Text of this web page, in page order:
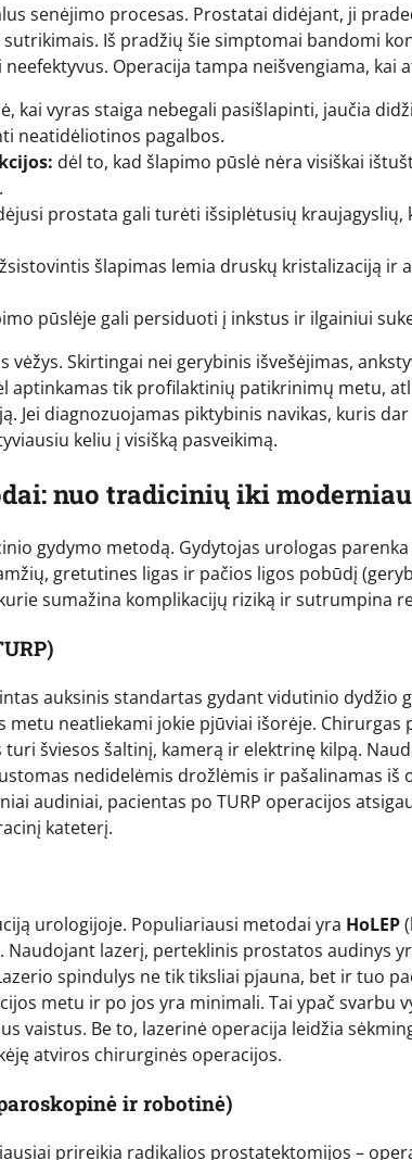
senėjimo procesas. Prostatai didėjant, ji
Iš pradžių šie simptomai bandomi
Operacija tampa neišvengiama, kai
kai vyras staiga nebegali pasišlapinti, jaučia
neatidėliotinos pagalbos.
dėl to, kad šlapimo pūslė nėra visiškai
prostata gali turėti išsiplėtusių kraujagyslių,
šlapimas lemia druskų kristalizaciją ir
pūslėje gali persiduoti į inkstus ir ilgainiui
Skirtingai nei gerybinis išvešėjimas,
aptinkamas tik profilaktinių patikrinimų metu,
Jei diagnozuojamas piktybinis navikas, kuris
keliu į visišką pasveikimą.
nuo tradicinių iki
gydymo metodą. Gydytojas urologas
gretutines ligas ir pačios ligos pobūdį
sumažina komplikacijų riziką ir sutrumpina
auksinis standartas gydant vidutinio dydžio
metu neatliekami jokie pjūviai išorėje. Chirurgas
šviesos šaltinį, kamerą ir elektrinę kilpą.
nedidelėmis drožlėmis ir pašalinamas iš
audiniai, pacientas po TURP operacijos
kateterį.
urologijoje. Populiariausi metodai yra HoLEP
Naudojant lazerį, perteklinis prostatos audinys
spindulys ne tik tiksliai pjauna, bet ir tuo
metu ir po jos yra minimali. Tai ypač svarbu
vaistus. Be to, lazerinė operacija leidžia
atviros chirurginės operacijos.
ir robotinė)
prireikia radikalios prostatektomijos –